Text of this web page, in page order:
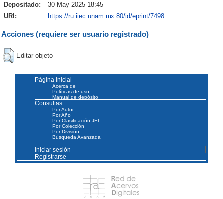
Depositado:
30 May 2025 18:45
URI:
https://ru.iiec.unam.mx:80/id/eprint/7498
Acciones (requiere ser usuario registrado)
Editar objeto
Página Inicial
Acerca de
Políticas de uso
Manual de depósito
Consultas
Por Autor
Por Año
Por Clasificación JEL
Por Colección
Por División
Búsqueda Avanzada
Iniciar sesión
Registrarse